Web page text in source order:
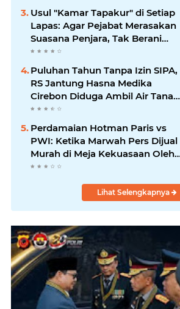
Lemah, Tegas untuk Narkoba &
Oknum
Usul "Kamar Tapakur" di Setiap
Lapas: Agar Pejabat Merasakan
Suasana Penjara, Tak Berani
Korupsi dan Menyalahgunakan
Amanah
Puluhan Tahun Tanpa Izin SIPA,
RS Jantung Hasna Medika
Cirebon Diduga Ambil Air Tanah
Secara Ilegal; Advokat Kirim
Surat Somasi
Perdamaian Hotman Paris vs
PWI: Ketika Marwah Pers Dijual
Murah di Meja Kekuasaan Oleh:
Aceng Syamsul Hadie (ASH)"
Lihat Selengkapnya